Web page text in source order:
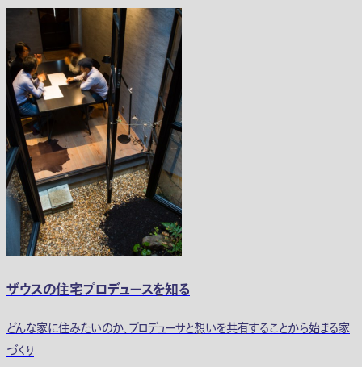
ザウスの住宅プロデュースを知る
どんな家に住みたいのか、プロデューサと想いを共有することから始まる家
づくり